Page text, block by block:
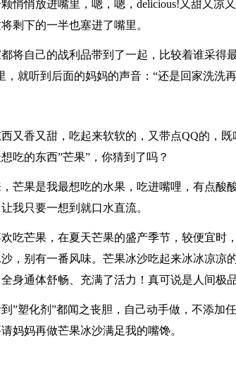
悄悄放进嘴里，嗯，嗯，delicious!又甜又凉
剩下的一半也塞进了嘴里。
将自己的战利品带到了一起，比较着谁采得
，就听到后面的妈妈的声音：“还是回家洗洗
又香又甜，吃起来软软的，又带点QQ的，
吃的东西”芒果”，你猜到了吗？
芒果是我最想吃的水果，吃进嘴哩，有点酸
我只要一想到就口水直流。
吃芒果，在夏天芒果的盛产季节，较便宜时
，别有一番风味。芒果冰沙吃起来冰冰凉凉
身通体舒畅、充满了活力！真可说是人间极
”塑化剂”都闻之丧胆，自己动手做，不添加
妈妈再做芒果冰沙满足我的嘴馋。